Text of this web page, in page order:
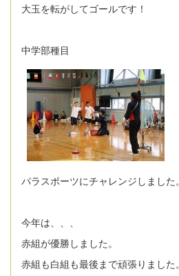
大玉を転がしてゴールです！
中学部種目
パラスポーツにチャレンジしました。
今年は、、、
赤組が優勝しました。
赤組も白組も最後まで頑張りました。